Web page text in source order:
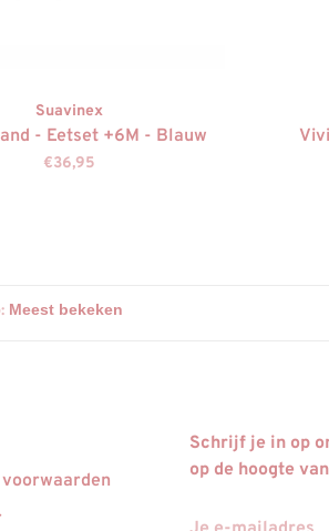
Suavinex
- Eetset +6M - Blauw
€36,95
Schrijf je in op
op de hoogte